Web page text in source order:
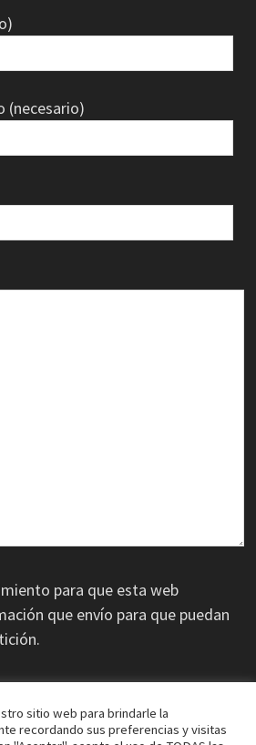
(necesario)
para que esta web
que envío para que puedan
sitio web para brindarle la
recordando sus preferencias y visitas